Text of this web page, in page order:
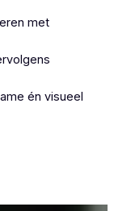
met
én visueel